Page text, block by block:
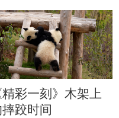
精彩一刻》木架上
摔跤时间